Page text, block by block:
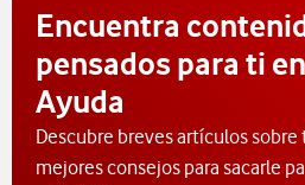
Encuentra
pensados para ti
Ayuda
Descubre breves artículos
mejores consejos para sacarle